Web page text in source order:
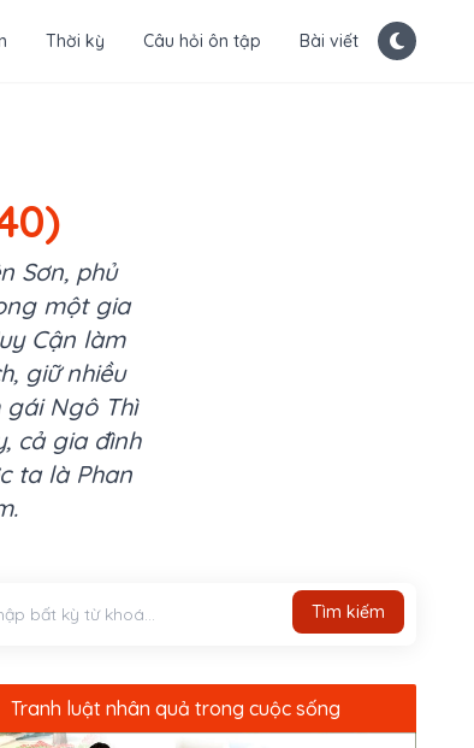
Thời kỳ Câu hỏi ôn tập Bài viết
Sơn, phủ
một gia
Cận làm
giữ nhiều
gái Ngô Thì
cả gia đình
ta là Phan
Tìm kiếm
Tranh luật nhân quả trong cuộc sống